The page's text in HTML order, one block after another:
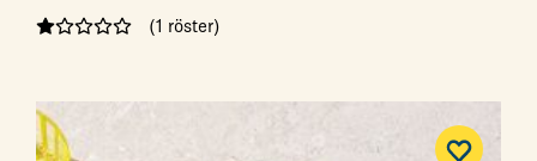
(1 röster)